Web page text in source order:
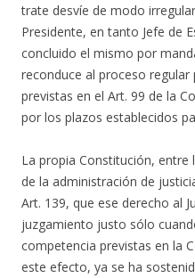
trate desvíe de modo
Presidente, en tanto Jefe de
concluido el mismo por
reconduce al proceso
previstas en el Art. 99 de la
por los plazos establecidos
La propia Constitución, entre
de la administración de
Art. 139, que ese derecho al
juzgamiento justo sólo
competencia previstas en la
este efecto, ya se ha